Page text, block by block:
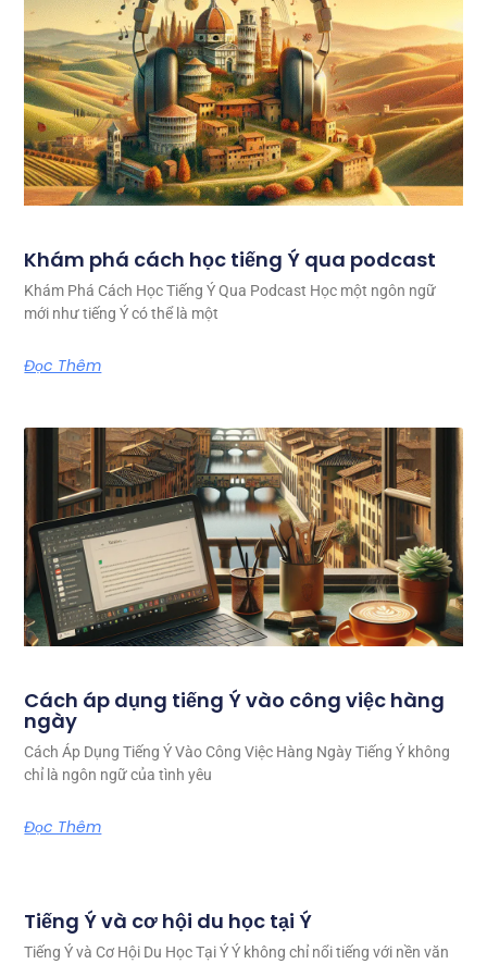
Khám phá cách học tiếng Ý qua podcast
Khám Phá Cách Học Tiếng Ý Qua Podcast Học một ngôn ngữ
mới như tiếng Ý có thể là một
Đọc Thêm
Cách áp dụng tiếng Ý vào công việc hàng
ngày
Cách Áp Dụng Tiếng Ý Vào Công Việc Hàng Ngày Tiếng Ý không
chỉ là ngôn ngữ của tình yêu
Đọc Thêm
Tiếng Ý và cơ hội du học tại Ý
Tiếng Ý và Cơ Hội Du Học Tại Ý Ý không chỉ nổi tiếng với nền văn